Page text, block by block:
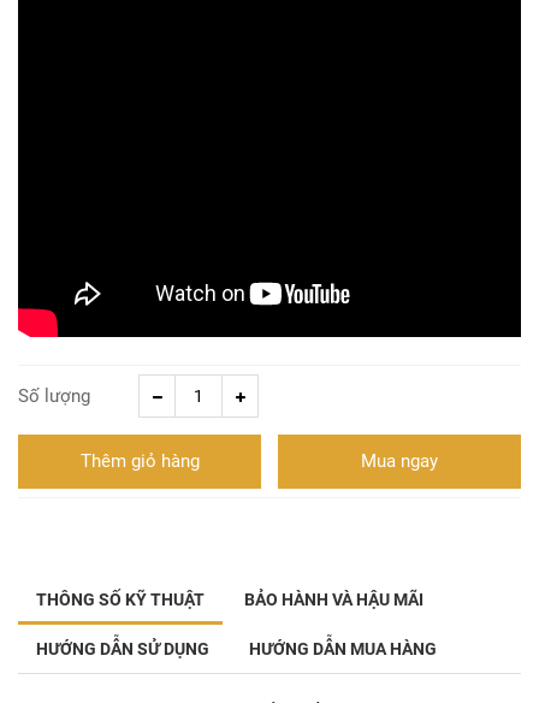
Số lượng
Thêm giỏ hàng Mua ngay
THÔNG SỐ KỸ THUẬT BẢO HÀNH VÀ HẬU MÃI
HƯỚNG DẪN SỬ DỤNG HƯỚNG DẪN MUA HÀNG